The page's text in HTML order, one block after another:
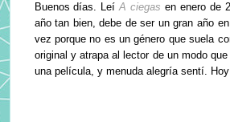
Buenos días. LeíA ciegas en enero de
año tan bien, debe de ser un gran año
vez porque no es un género que suela
original y atrapa al lector de un modo
una película, y menuda alegría sentí.